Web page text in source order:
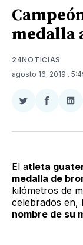
medalla
24NOTICIAS
agosto 16, 2019 .
Compartir
Twitter
El atleta
medalla de
kilómetros de
celebrados en,
nombre de su